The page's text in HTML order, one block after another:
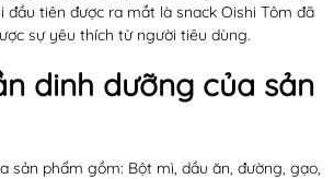
đầu tiên được ra mắt là snack Oishi Tôm đã
sự yêu thích từ người tiêu dùng.
dinh dưỡng của sản
sản phẩm gồm: Bột mì, dầu ăn, đường, gạo,